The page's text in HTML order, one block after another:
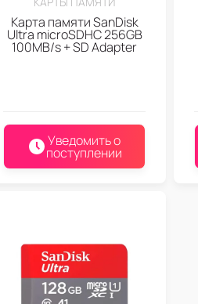
Карта памяти SanDisk
Ultra microSDHC 256GB
100MB/s + SD Adapter
Уведомить о
поступлении